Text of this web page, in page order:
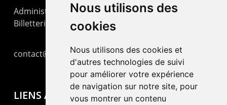
Nous utilisons des
cookies
Nous utilisons des cookies et
d'autres technologies de suivi
pour améliorer votre expérience
de navigation sur notre site, pour
vous montrer un contenu
Administration : +41 32 725 03 03
Billetterie : +41 32 725 05 05
contact@lepommier.ch
LIENS AMIS